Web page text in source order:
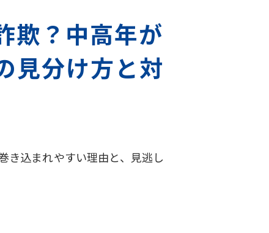
欺？中高年が
見分け方と対
き込まれやすい理由と、見逃し